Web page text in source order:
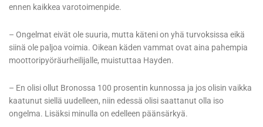
ennen kaikkea varotoimenpide.
– Ongelmat eivät ole suuria, mutta käteni on yhä turvoksissa eikä
siinä ole paljoa voimia. Oikean käden vammat ovat aina pahempia
moottoripyöräurheilijalle, muistuttaa Hayden.
– En olisi ollut Bronossa 100 prosentin kunnossa ja jos olisin vaikka
kaatunut siellä uudelleen, niin edessä olisi saattanut olla iso
ongelma. Lisäksi minulla on edelleen päänsärkyä.